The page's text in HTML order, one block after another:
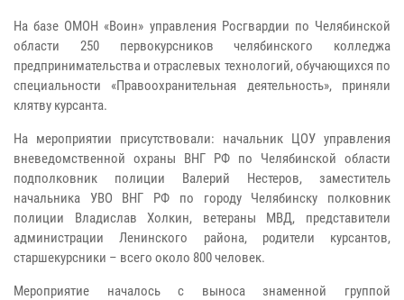
На базе ОМОН «Воин» управления Росгвардии по Челябинской
области 250 первокурсников челябинского колледжа
предпринимательства и отраслевых технологий, обучающихся по
специальности «Правоохранительная деятельность», приняли
клятву курсанта.
На мероприятии присутствовали: начальник ЦОУ управления
вневедомственной охраны ВНГ РФ по Челябинской области
подполковник полиции Валерий Нестеров, заместитель
начальника УВО ВНГ РФ по городу Челябинску полковник
полиции Владислав Холкин, ветераны МВД, представители
администрации Ленинского района, родители курсантов,
старшекурсники – всего около 800 человек.
Мероприятие началось с выноса знаменной группой